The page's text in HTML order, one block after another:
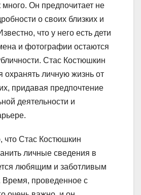
много. Он предпочитает не
о своих близких и
что у него есть дети
и фотографии остаются
Стас Костюшкин
охранять личную жизнь от
придавая предпочтение
деятельности и
что Стас Костюшкин
личные сведения в
любящим и заботливым
проведенное с